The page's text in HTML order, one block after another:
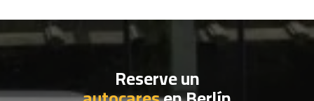
Reserve un